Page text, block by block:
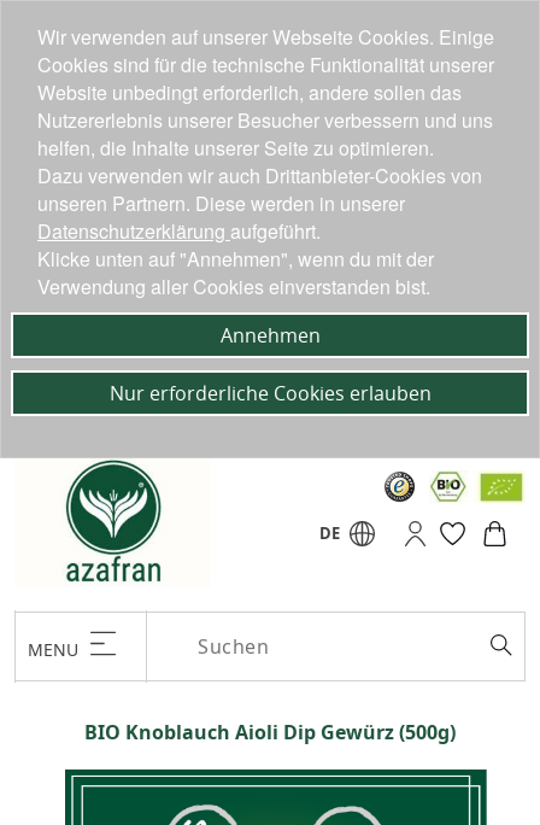
DE
MENU
BIO Knoblauch Aioli Dip Gewürz (500g)
Wir verwenden auf unserer Webseite Cookies. Einige
Cookies sind für die technische Funktionalität unserer
Website unbedingt erforderlich, andere sollen das
Nutzererlebnis unserer Besucher verbessern und uns
helfen, die Inhalte unserer Seite zu optimieren.
Dazu verwenden wir auch Drittanbieter-Cookies von
unseren Partnern. Diese werden in unserer
Datenschutzerklärung aufgeführt.
Klicke unten auf "Annehmen", wenn du mit der
Verwendung aller Cookies einverstanden bist.
Annehmen
Nur erforderliche Cookies erlauben